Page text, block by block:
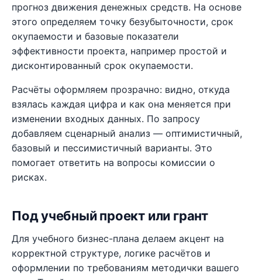
прогноз движения денежных средств. На основе
этого определяем точку безубыточности, срок
окупаемости и базовые показатели
эффективности проекта, например простой и
дисконтированный срок окупаемости.
Расчёты оформляем прозрачно: видно, откуда
взялась каждая цифра и как она меняется при
изменении входных данных. По запросу
добавляем сценарный анализ — оптимистичный,
базовый и пессимистичный варианты. Это
помогает ответить на вопросы комиссии о
рисках.
Под учебный проект или грант
Для учебного бизнес-плана делаем акцент на
корректной структуре, логике расчётов и
оформлении по требованиям методички вашего